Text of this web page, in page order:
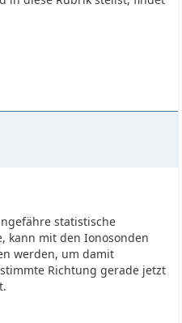
statistische
kann mit den Ionosonden
werden, um damit
Richtung gerade jetzt